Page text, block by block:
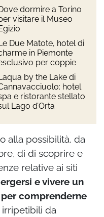
dormire a Torino
visitare il Museo
Due Matote, hotel di
in Piemonte
per coppie
by the Lake di
hotel
e ristorante stellato
Lago d’Orta
alla possibilità, da
di di scoprire e
relative ai siti
e vivere un
comprenderne
irripetibili da